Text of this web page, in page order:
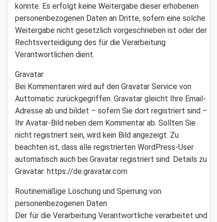
könnte. Es erfolgt keine Weitergabe dieser erhobenen
personenbezogenen Daten an Dritte, sofern eine solche
Weitergabe nicht gesetzlich vorgeschrieben ist oder der
Rechtsverteidigung des für die Verarbeitung
Verantwortlichen dient.
Gravatar
Bei Kommentaren wird auf den Gravatar Service von
Auttomatic zurückgegriffen. Gravatar gleicht Ihre Email-
Adresse ab und bildet – sofern Sie dort registriert sind –
Ihr Avatar-Bild neben dem Kommentar ab. Sollten Sie
nicht registriert sein, wird kein Bild angezeigt. Zu
beachten ist, dass alle registrierten WordPress-User
automatisch auch bei Gravatar registriert sind. Details zu
Gravatar: https://de.gravatar.com
Routinemäßige Löschung und Sperrung von
personenbezogenen Daten
Der für die Verarbeitung Verantwortliche verarbeitet und